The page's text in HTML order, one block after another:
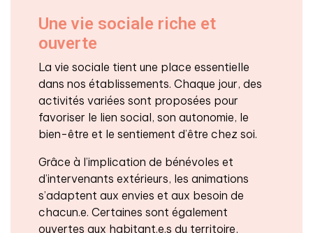
Une vie sociale riche et
ouverte
La vie sociale tient une place essentielle
dans nos établissements. Chaque jour, des
activités variées sont proposées pour
favoriser le lien social, son autonomie, le
bien-être et le sentiement d’être chez soi.
Grâce à l’implication de bénévoles et
d’intervenants extérieurs, les animations
s’adaptent aux envies et aux besoin de
chacun.e. Certaines sont également
ouvertes aux habitant.e.s du territoire,